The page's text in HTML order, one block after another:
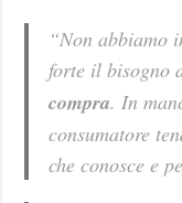
“Non abbiamo
forte il bisogno
compra. In
consumatore
che conosce e